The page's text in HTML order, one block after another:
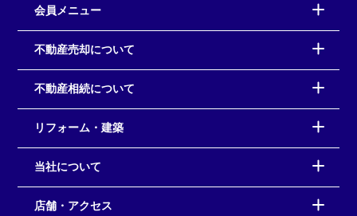
会員メニュー
不動産売却について
不動産相続について
リフォーム・建築
当社について
店舗・アクセス